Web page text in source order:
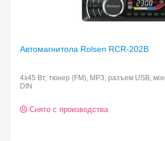
Автомагнитола Rolsen RCR-202B
4x45 Вт, тюнер (FM), MP3, разъем USB,
DIN
Снято с производства